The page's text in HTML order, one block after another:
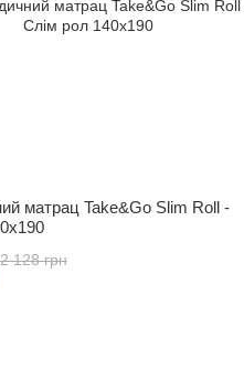
матрац Take&Go Slim Roll -
128 грн